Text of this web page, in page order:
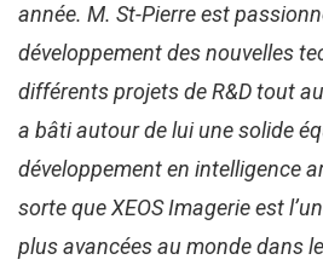
année. M. St-Pierre est
développement des nouvelles
différents projets de R&D tout
a bâti autour de lui une solide
développement en intelligence
sorte que XEOS Imagerie est
plus avancées au monde dans